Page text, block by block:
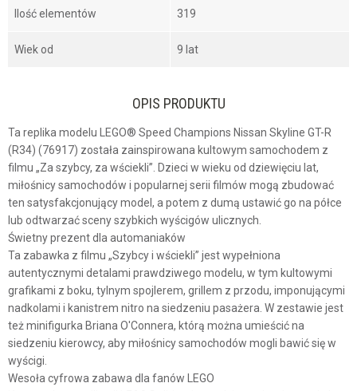
Ilość elementów 319
Wiek od 9 lat
OPIS PRODUKTU
Ta replika modelu LEGO® Speed Champions Nissan Skyline GT-R
(R34) (76917) została zainspirowana kultowym samochodem z
filmu „Za szybcy, za wściekli”. Dzieci w wieku od dziewięciu lat,
miłośnicy samochodów i popularnej serii filmów mogą zbudować
ten satysfakcjonujący model, a potem z dumą ustawić go na półce
lub odtwarzać sceny szybkich wyścigów ulicznych.
Świetny prezent dla automaniaków
Ta zabawka z filmu „Szybcy i wściekli” jest wypełniona
autentycznymi detalami prawdziwego modelu, w tym kultowymi
grafikami z boku, tylnym spojlerem, grillem z przodu, imponującymi
nadkolami i kanistrem nitro na siedzeniu pasażera. W zestawie jest
też minifigurka Briana O'Connera, którą można umieścić na
siedzeniu kierowcy, aby miłośnicy samochodów mogli bawić się w
wyścigi.
Wesoła cyfrowa zabawa dla fanów LEGO